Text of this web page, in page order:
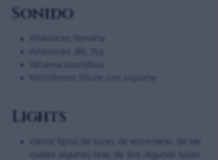
Sonido
Altavoces Yamaha
Yahama soundbox
Lights
Varios tipos de luces de escenario, de las
cuales algunas tiras de led, algunas luces